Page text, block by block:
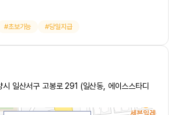
초보가능 당일지급
일산서구 고봉로 291 (일산동, 에이스스타디